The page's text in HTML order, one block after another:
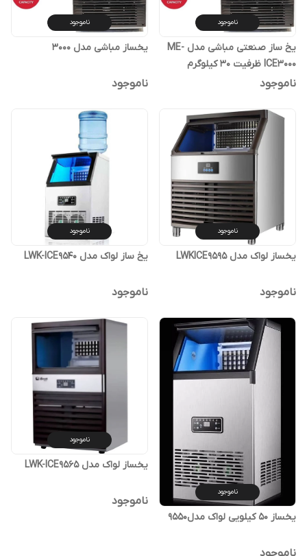
ناموجود
یخ ساز صنعتی مباشی مدل ME-
ICE3000 ظرفیت ۳۰ کیلوگرم
ناموجود
ناموجود
یخساز مباشی مدل 3000
ناموجود
ناموجود
یخساز لواک مدل LWKICE9595
ناموجود
ناموجود
یخ ساز لواک مدل LWK-ICE9540
ناموجود
ناموجود
یخساز 50 کیلویی لواک مدل9550
ناموجود
یخساز لواک مدل LWK-ICE9565
ناموجود